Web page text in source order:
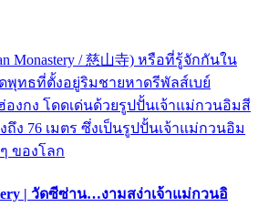
Monastery / 慈山寺) หรือที่รู้จักกันใน
พุทธที่ตั้งอยู่ริมชายหาดรีพัลส์เบย์
ฮ่องกง โดดเด่นด้วยรูปปั้นเจ้าแม่กวนอิมสี
ง 76 เมตร ซึ่งเป็นรูปปั้นเจ้าแม่กวนอิม
ของโลก
| วัดซีซ่าน…งามสง่าเจ้าแม่กวนอิ